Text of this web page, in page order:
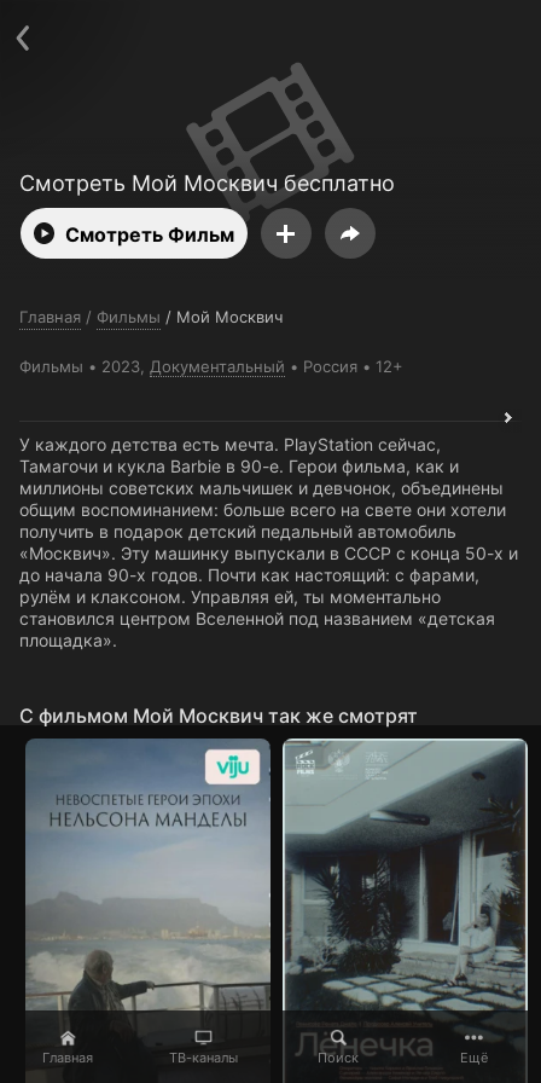
Главная ТВ-каналы Поиск Ещё
Смотреть Мой Москвич бесплатно
Смотреть Фильм
Главная / Фильмы / Мой Москвич
Фильмы 2023, Документальный Россия 12+
У каждого детства есть мечта. PlayStation сейчас,
Тамагочи и кукла Barbie в 90-е. Герои фильма, как и
миллионы советских мальчишек и девчонок, объединены
общим воспоминанием: больше всего на свете они хотели
получить в подарок детский педальный автомобиль
«Москвич». Эту машинку выпускали в СССР с конца 50-х и
до начала 90-х годов. Почти как настоящий: с фарами,
рулём и клаксоном. Управляя ей, ты моментально
становился центром Вселенной под названием «детская
площадка».
C фильмом Мой Москвич так же смотрят
Пользовательское соглашение
Политика конфиденциальности
Для партнёров
Открыть приложение
Ввести промокод
Бесплатные каналы